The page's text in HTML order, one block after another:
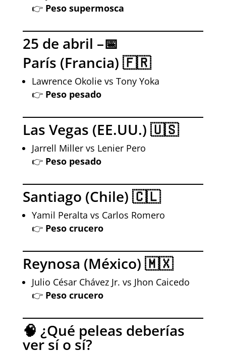
👉 Peso supermosca
25 de abril –📅
París (Francia) 🇫🇷
Lawrence Okolie vs Tony Yoka
👉 Peso pesado
Las Vegas (EE.UU.) 🇺🇸
Jarrell Miller vs Lenier Pero
👉 Peso pesado
Santiago (Chile) 🇨🇱
Yamil Peralta vs Carlos Romero
👉 Peso crucero
Reynosa (México) 🇲🇽
Julio César Chávez Jr. vs Jhon Caicedo
👉 Peso crucero
🧠 ¿Qué peleas deberías
ver sí o sí?